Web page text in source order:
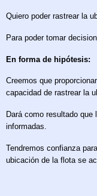
Quiero poder rastrear la
Para poder tomar
En forma de hipótesis:
Creemos que
capacidad de rastrear la
Dará como resultado
informadas.
Tendremos confianza
ubicación de la flota se